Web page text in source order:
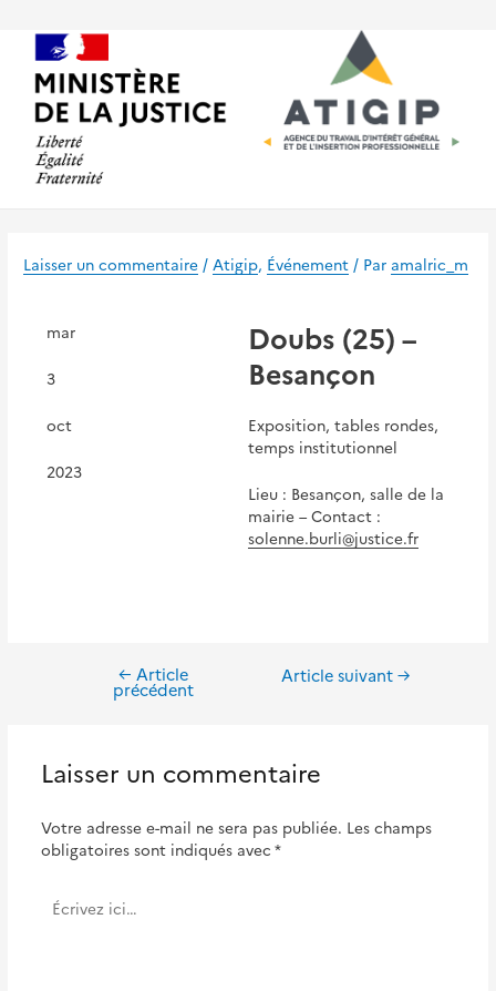
contenu
Laisser un commentaire /Atigip, Événement / Paramalric_m
mar
3
oct
2023
Doubs (25) –
Besançon
Exposition, tables rondes,
temps institutionnel
Lieu : Besançon, salle de la
mairie – Contact :
solenne.burli@justice.fr
Navigation
← Article
précédent
Article suivant→
Laisser un commentaire
Votre adresse e-mail ne sera pas publiée. Les champs
obligatoires sont indiqués avec *
ici…